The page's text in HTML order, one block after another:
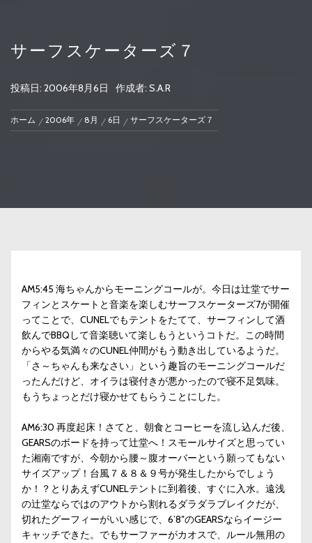
サーフスケーターズ７
投稿日: 2006年8月6日 作成者: S.A.R
ホーム 2006年 8月 6日 サーフスケーターズ７
AM5:45 海ちゃんからモーニングコールが。今日は辻堂でサー
フィンとスケートと音楽を楽しむサーフスケーターズ7が開催
ってことで、CUNELでもテントをたてて、サーフィンして酒
飲んでBBQして音楽聴いて楽しもうというコトだ。この時間
からやる気満々のCUNEL仲間がもう動き出しているようだ。
「さ～ちゃんも来なさい」という趣旨のモーニングコールだ
ったんだけど、オイラは寝付きが悪かったので寝不足気味。
もうちょっとだけ寝かせてもらうことにした。
AM6:30 再度起床！さてと、朝食とコーヒーを流し込んだ後、
GEARSのボードを持って辻堂へ！スモールサイズと思ってい
た湘南ですが、今朝から腰～腹オーバーという願ってもない
サイズアップ！台風７＆８＆９号が発生したからでしょう
か！？とりあえずCUNELテントに到着後、すぐに入水。遠浅
の辻堂ならではのアウトから割れるダラダラブレイクだが、
切れたグーフィーがいい感じで、6’8″のGEARSならイージー
キャッチできた。でもサーファーがカオスで、ルール無用の